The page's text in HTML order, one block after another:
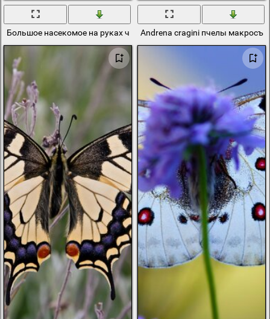
Большое насекомое на руках человекаAndrena cragini пчелы